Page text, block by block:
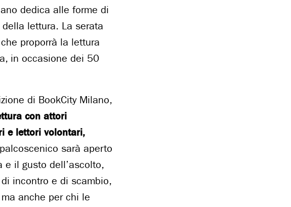
dedica alle forme di
lettura. La serata
proporrà la lettura
in occasione dei 50
di BookCity Milano,
con attori
e lettori volontari,
sarà aperto
il gusto dell’ascolto,
incontro e di scambio,
anche per chi le